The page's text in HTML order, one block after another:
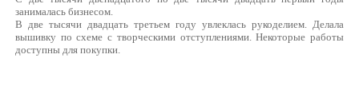
занималась бизнесом.
В две тысячи двадцать третьем году увлеклась рукоделием. Делала
вышивку по схеме с творческими отступлениями. Некоторые работы
доступны для покупки.